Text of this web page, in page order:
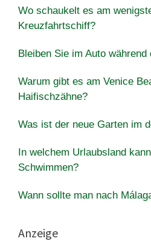
Wo schaukelt es am
Kreuzfahrtschiff?
Bleiben Sie im Auto
Warum gibt es am Venice
Haifischzähne?
Was ist der neue Garten im
In welchem Urlaubsland
Schwimmen?
Wann sollte man nach
Anzeige